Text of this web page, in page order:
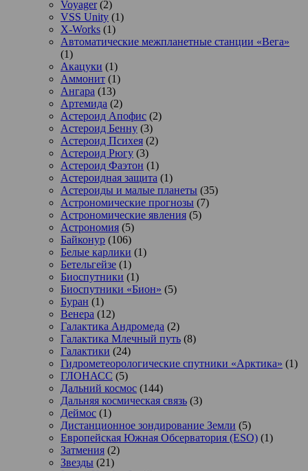
Voyager(2)
VSS Unity (1)
X-Works (1)
Автоматические межпланетные станции «Вега»
(1)
Акацуки (1)
Аммонит (1)
Ангара (13)
Артемида (2)
Астероид Апофис (2)
Астероид Бенну (3)
Астероид Психея (2)
Астероид Рюгу (3)
Астероид Фаэтон (1)
Астероидная защита (1)
Астероиды и малые планеты (35)
Астрономические прогнозы (7)
Астрономические явления (5)
Астрономия (5)
Байконур (106)
Белые карлики (1)
Бетельгейзе (1)
Биоспутники (1)
Биоспутники «Бион» (5)
Буран (1)
Венера (12)
Галактика Андромеда (2)
Галактика Млечный путь (8)
Галактики (24)
Гидрометеорологические спутники «Арктика» (1)
ГЛОНАСС (5)
Дальний космос (144)
Дальняя космическая связь (3)
Деймос (1)
Дистанционное зондирование Земли (5)
Европейская Южная Обсерватория (ESO) (1)
Затмения (2)
Звезды (21)